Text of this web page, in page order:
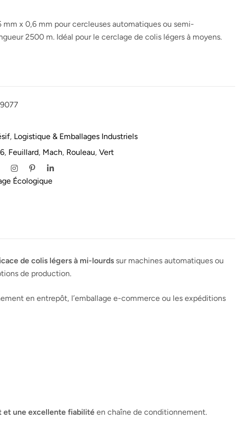
mm x 0,6 mm pour cercleuses automatiques ou semi-
2500 m. Idéal pour le cerclage de colis légers à moyens.
, Logistique & Emballages Industriels
6, Feuillard, Mach, Rouleau, Vert
Écologique
de colis légers à mi-lourds sur machines automatiques ou
de production.
en entrepôt, l’emballage e-commerce ou les expéditions
et une excellente fiabilité en chaîne de conditionnement.